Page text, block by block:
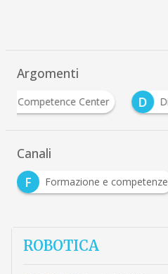
Argomenti
D
Digital Transformation
Canali
F
Formazione e competenze
ROBOTICA